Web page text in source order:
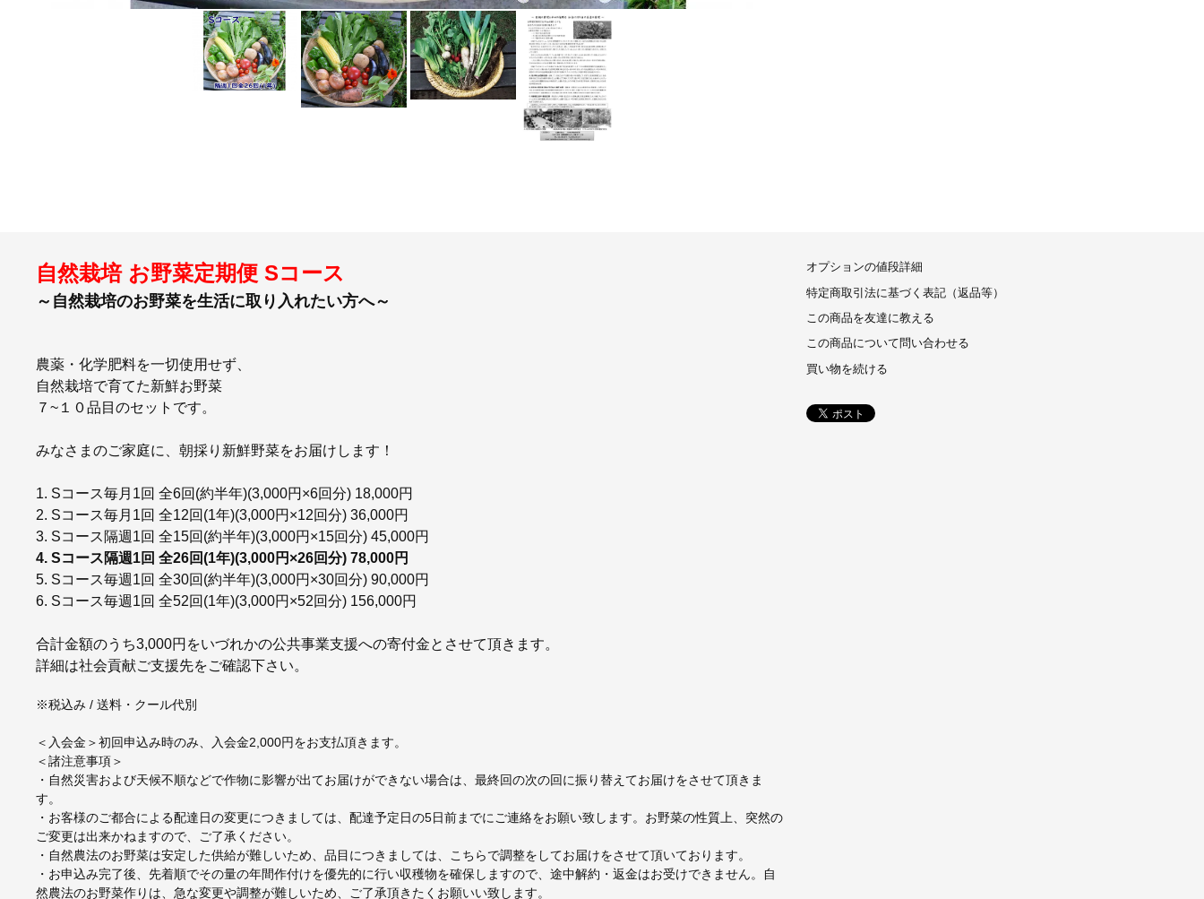
自然栽培 お野菜定期便 Sコース
～自然栽培のお野菜を生活に取り入れたい方へ～
農薬・化学肥料を一切使用せず、
自然栽培で育てた新鮮お野菜
７~１０品目のセットです。
みなさまのご家庭に、朝採り新鮮野菜をお届けします！
1. Sコース毎月1回 全6回(約半年)(3,000円×6回分) 18,000円
2. Sコース毎月1回 全12回(1年)(3,000円×12回分) 36,000円
3. Sコース隔週1回 全15回(約半年)(3,000円×15回分) 45,000円
4. Sコース隔週1回 全26回(1年)(3,000円×26回分) 78,000円
5. Sコース毎週1回 全30回(約半年)(3,000円×30回分) 90,000円
6. Sコース毎週1回 全52回(1年)(3,000円×52回分) 156,000円
合計金額のうち3,000円をいづれかの公共事業支援への寄付金とさせて頂きます。
詳細は社会貢献ご支援先をご確認下さい。
※税込み / 送料・クール代別
＜入会金＞初回申込み時のみ、入会金2,000円をお支払頂きます。
＜諸注意事項＞
・自然災害および天候不順などで作物に影響が出てお届けができない場合は、最終回の次の回に振り替えてお届けをさせて頂きま
す。
・お客様のご都合による配達日の変更につきましては、配達予定日の5日前までにご連絡をお願い致します。お野菜の性質上、突然の
ご変更は出来かねますので、ご了承ください。
・自然農法のお野菜は安定した供給が難しいため、品目につきましては、こちらで調整をしてお届けをさせて頂いております。
・お申込み完了後、先着順でその量の年間作付けを優先的に行い収穫物を確保しますので、途中解約・返金はお受けできません。自
然農法のお野菜作りは、急な変更や調整が難しいため、ご了承頂きたくお願いい致します。
オプションの値段詳細
特定商取引法に基づく表記（返品等）
この商品を友達に教える
この商品について問い合わせる
買い物を続ける